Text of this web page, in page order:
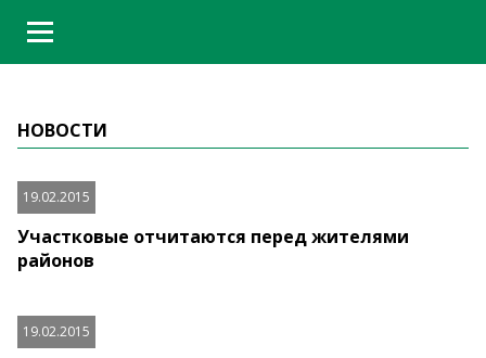
НОВОСТИ
19.02.2015
Участковые отчитаются перед жителями
районов
19.02.2015